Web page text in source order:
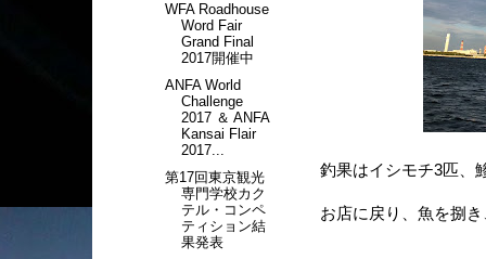
釣果はイシモチ3匹、
お店に戻り、魚を捌
WFA Roadhouse
Word Fair
Grand Final
2017開催中
ANFA World
Challenge
2017 ＆ ANFA
Kansai Flair
2017...
第17回東京観光
専門学校カク
テル・コンペ
ティション結
果発表